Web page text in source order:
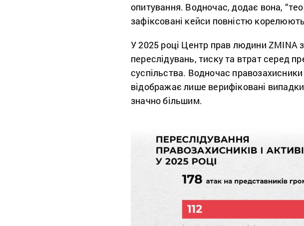
опитування. Водночас, додає вона,
зафіксовані кейси повністю
У 2025 році Центр прав людини ZMINA
переслідувань, тиску та втрат серед
суспільства. Водночас
відображає лише верифіковані
значно більшим.